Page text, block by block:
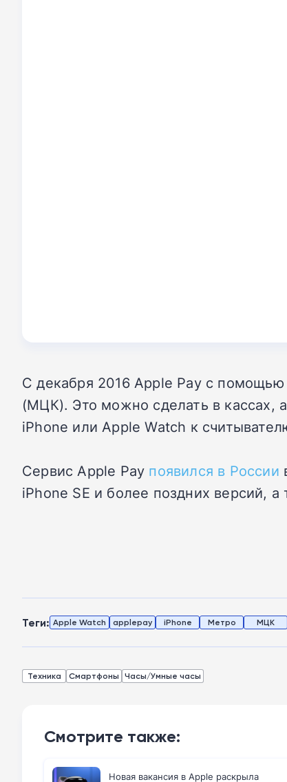
С декабря 2016 Apple Pay с помощью
(МЦК). Это можно сделать в кассах,
iPhone или Apple Watch к
Сервис Apple Pay появился в России
iPhone SE и более поздних версий,
Теги: Apple Watch applepay iPhone Метро МЦК
Техника Смартфоны Часы/Умные часы
Смотрите также:
Новая вакансия в Apple раскрыла